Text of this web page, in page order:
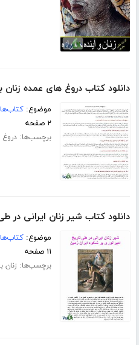
دانلود کتاب دروغ های عمده زنان
موضوع:
۲ صفحه
برچسب‌ها:دروغ
دانلود کتاب شیر زنان ایرانی در
موضوع:
۱۱ صفحه
برچسب‌ها: زنان